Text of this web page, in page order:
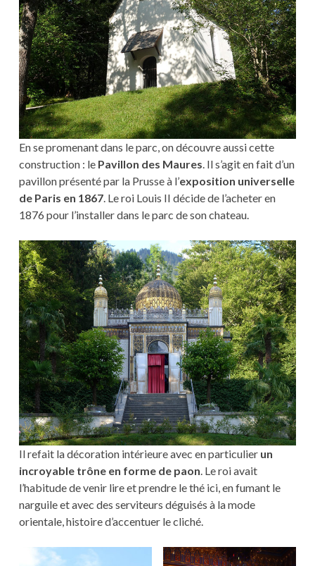
En se promenant dans le parc, on découvre aussi cette
construction : le Pavillon des Maures. Il s’agit en fait d’un
pavillon présenté par la Prusse à l’exposition universelle
de Paris en 1867. Le roi Louis II décide de l’acheter en
1876 pour l’installer dans le parc de son chateau.
Il refait la décoration intérieure avec en particulier un
incroyable trône en forme de paon. Le roi avait
l’habitude de venir lire et prendre le thé ici, en fumant le
narguile et avec des serviteurs déguisés à la mode
orientale, histoire d’accentuer le cliché.